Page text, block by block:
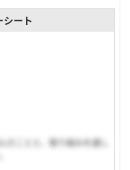
シート
だことと、取り組みを通し